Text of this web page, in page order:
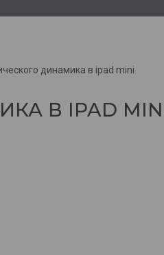
динамика в ipad mini
В IPAD